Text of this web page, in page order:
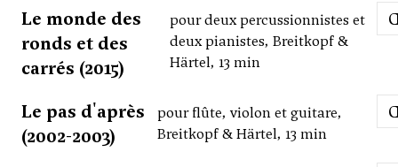
Le monde des
ronds et des
carrés (2015)
pour deux percussionnistes et
deux pianistes, Breitkopf &
Härtel, 13 min
Le pas d'après
(2002-2003)
pour flûte, violon et guitare,
Breitkopf & Härtel, 13 min